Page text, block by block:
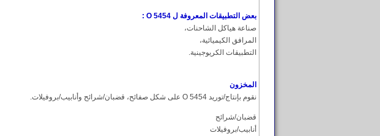
بعض التطبيقات المعروفة ل 5454 O :
صناعة هياكل الشاحنات،
المرافق الكيميائية،
التطبيقات الكريوجينية.
المخزون
نقوم بإنتاج/توريد 5454 O على شكل صفائح، قضبان/شرائح وأنابيب/بروفيلات.
قضبان/شرائح
أنابيب/بروفيلات